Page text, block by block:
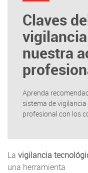
Claves
nuestra
Aprenda
sistema de
profesional con los
La vigilancia
una herramienta